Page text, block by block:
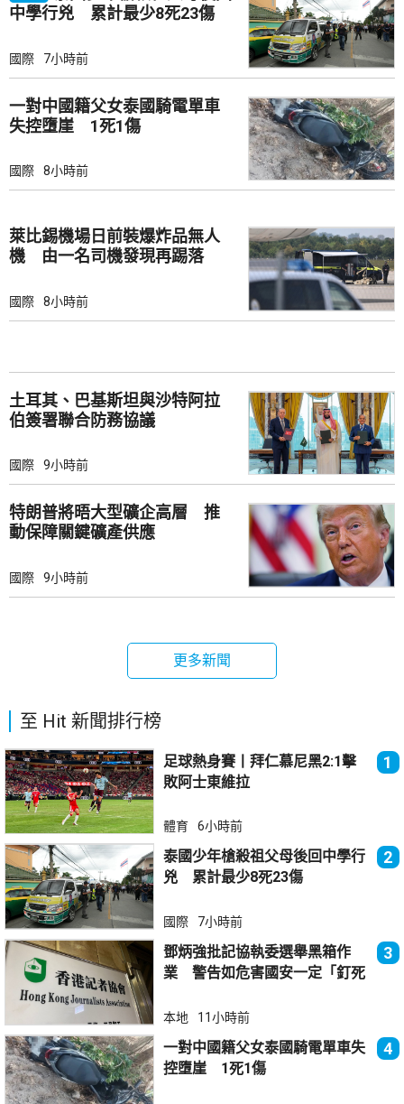
中學行兇 累計最少8死23傷
國際 7小時前
一對中國籍父女泰國騎電單車
失控墮崖 1死1傷
國際 8小時前
萊比錫機場日前裝爆炸品無人
機 由一名司機發現再踢落
國際 8小時前
土耳其、巴基斯坦與沙特阿拉
伯簽署聯合防務協議
國際 9小時前
特朗普將晤大型礦企高層 推
動保障關鍵礦產供應
國際 9小時前
更多新聞
至 Hit 新聞排行榜
足球熱身賽丨拜仁慕尼黑2:1擊
敗阿士東維拉
1
體育 6小時前
泰國少年槍殺祖父母後回中學行
兇 累計最少8死23傷
2
國際 7小時前
鄧炳強批記協執委選舉黑箱作
業 警告如危害國安一定「釘死
3
本地 11小時前
一對中國籍父女泰國騎電單車失
控墮崖 1死1傷
4